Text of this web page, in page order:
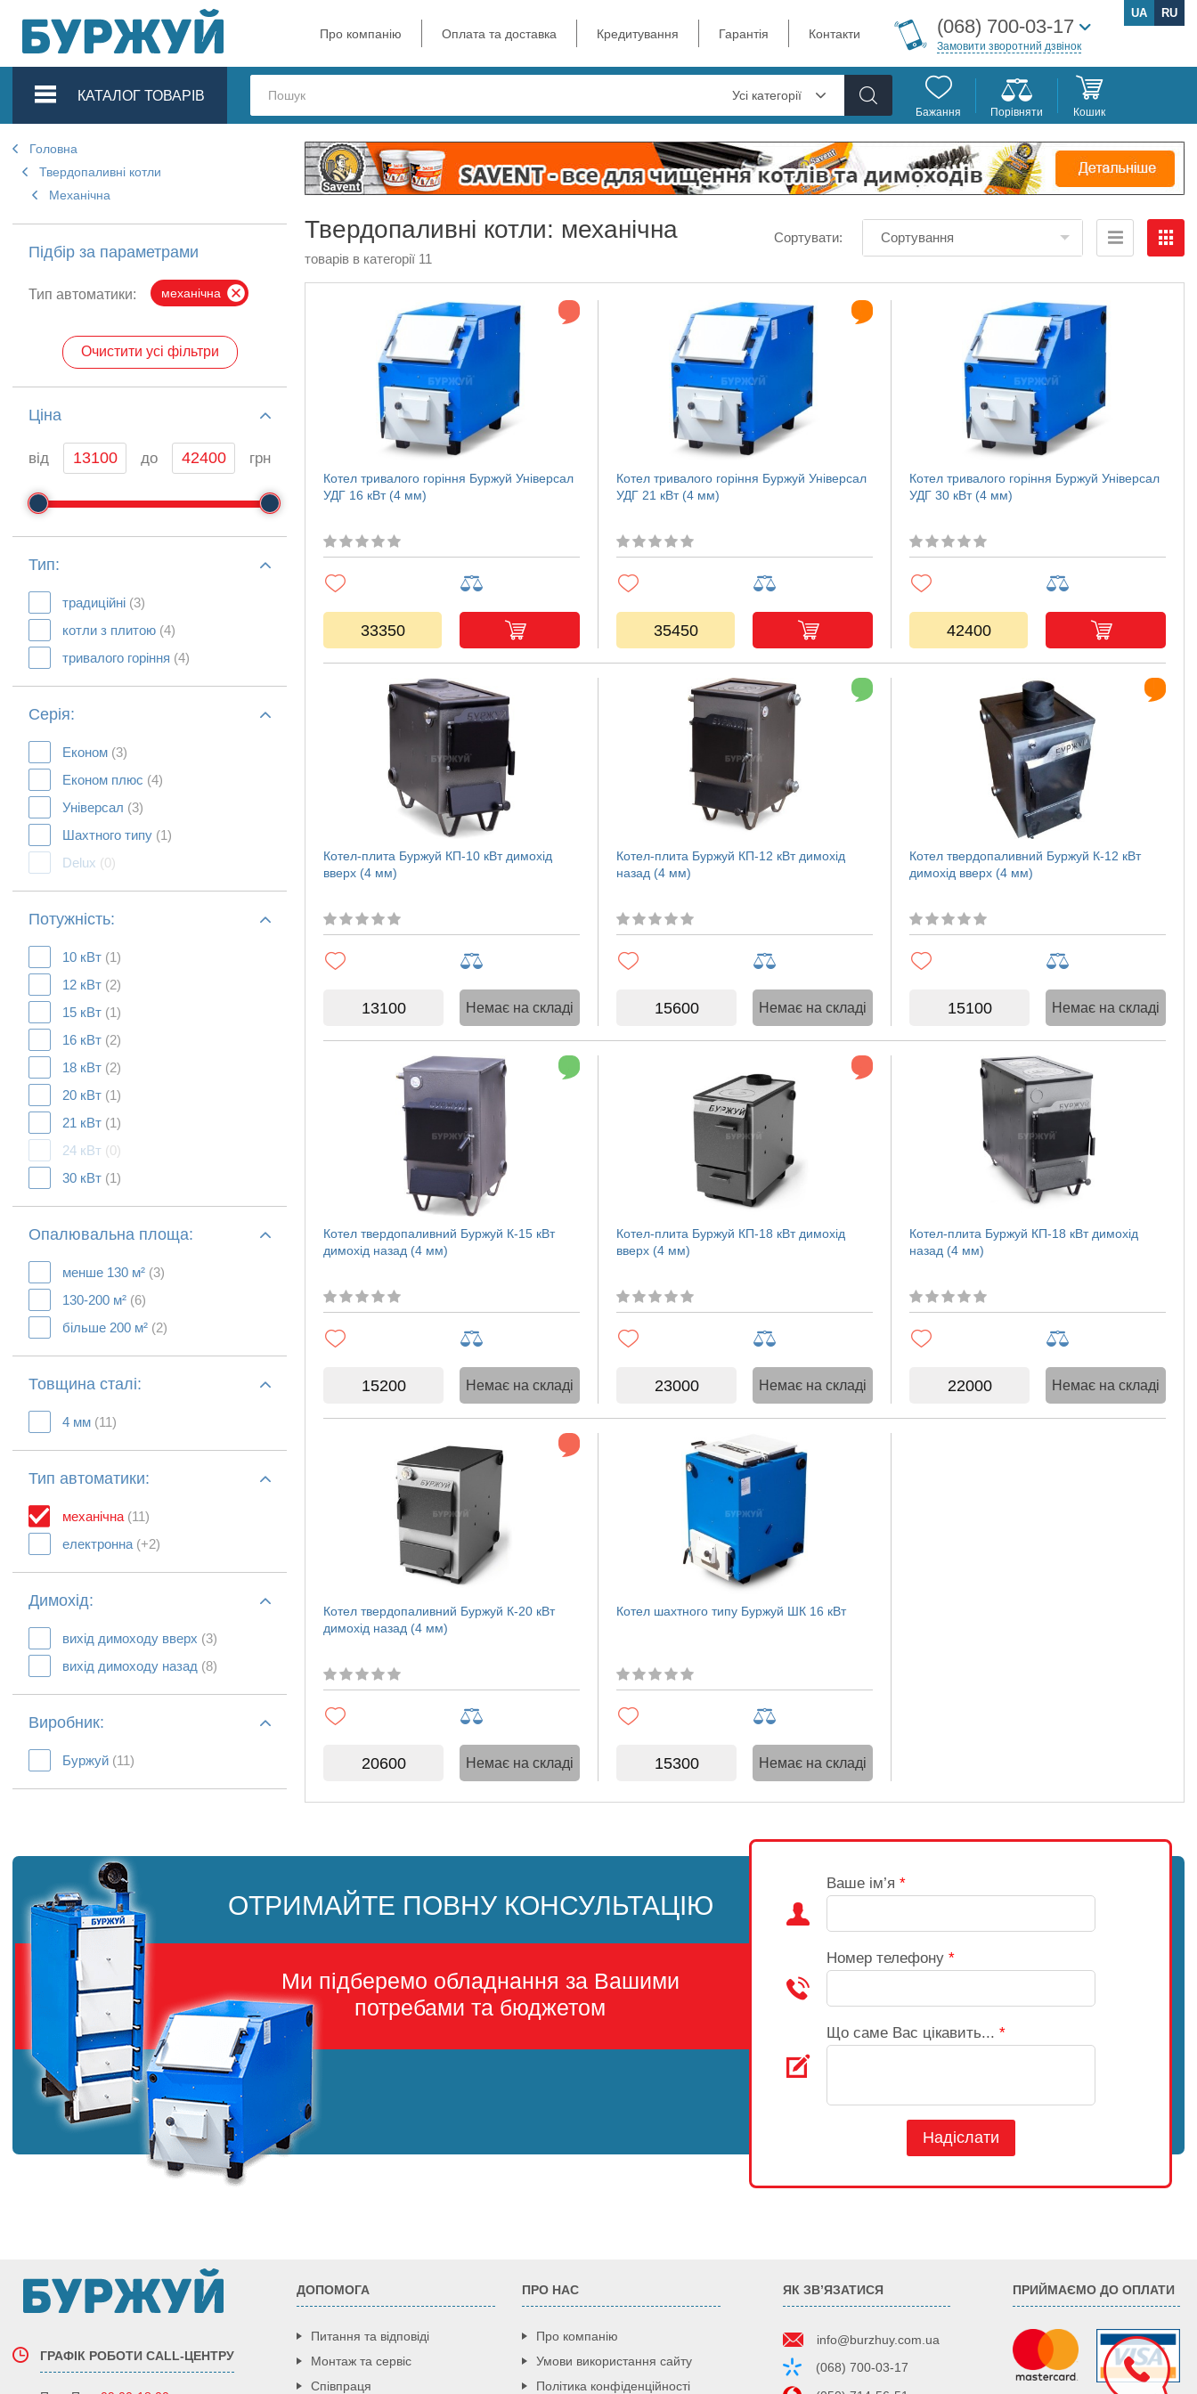
Про компанію Оплата та доставка Кредитування Гарантія Контакти (068) 700-03-17
Замовити зворотний дзвінок
UA RU
КАТАЛОГ ТОВАРІВ Усі категорії
Бажання Порівняти Кошик
Головна
Твердопаливні котли
Механічна
Підбір за параметрами
Тип автоматики: механічна
Очистити усі фільтри
Ціна
від до грн
Тип:
традиційні (3)
котли з плитою (4)
тривалого горіння (4)
Серія:
Економ (3)
Економ плюс (4)
Універсал (3)
Шахтного типу (1)
Delux (0)
Потужність:
10 кВт (1)
12 кВт (2)
15 кВт (1)
16 кВт (2)
18 кВт (2)
20 кВт (1)
21 кВт (1)
24 кВт (0)
30 кВт (1)
Опалювальна площа:
менше 130 м² (3)
130-200 м² (6)
більше 200 м² (2)
Товщина сталі:
4 мм (11)
Тип автоматики:
механічна (11)
електронна (+2)
Димохід:
вихід димоходу вверх (3)
вихід димоходу назад (8)
Виробник:
Буржуй (11)
Твердопаливні котли: механічна
товарів в категорії 11
Сортувати: Сортування
Котел тривалого горіння Буржуй Універсал
УДГ 16 кВт (4 мм)
33350
Котел тривалого горіння Буржуй Універсал
УДГ 21 кВт (4 мм)
35450
Котел тривалого горіння Буржуй Універсал
УДГ 30 кВт (4 мм)
42400
Котел-плита Буржуй КП-10 кВт димохід
вверх (4 мм)
13100 Немає на складі
Котел-плита Буржуй КП-12 кВт димохід
назад (4 мм)
15600 Немає на складі
Котел твердопаливний Буржуй К-12 кВт
димохід вверх (4 мм)
15100 Немає на складі
Котел твердопаливний Буржуй К-15 кВт
димохід назад (4 мм)
15200 Немає на складі
Котел-плита Буржуй КП-18 кВт димохід
вверх (4 мм)
23000 Немає на складі
Котел-плита Буржуй КП-18 кВт димохід
назад (4 мм)
22000 Немає на складі
Котел твердопаливний Буржуй К-20 кВт
димохід назад (4 мм)
20600 Немає на складі
Котел шахтного типу Буржуй ШК 16 кВт
15300 Немає на складі
ОТРИМАЙТЕ ПОВНУ КОНСУЛЬТАЦІЮ
Ми підберемо обладнання за Вашими
потребами та бюджетом
Ваше ім’я *
Номер телефону *
Що саме Вас цікавить... *
Надіслати
ГРАФІК РОБОТИ CALL-ЦЕНТРУ
ДОПОМОГА
Питання та відповіді
Монтаж та сервіс
Співпраця
ПРО НАС
Про компанію
Умови використання сайту
Політика конфіденційності
ЯК ЗВ’ЯЗАТИСЯ
info@burzhuy.com.ua
(068) 700-03-17
ПРИЙМАЄМО ДО ОПЛАТИ